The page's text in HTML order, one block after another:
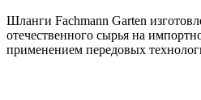
Шланги Fachmann Garten
отечественного сырья на
применением передовых